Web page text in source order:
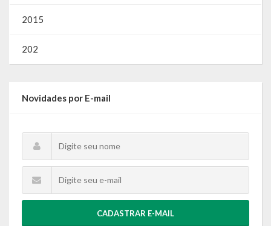
2015
202
Novidades por E-mail
CADASTRAR E-MAIL